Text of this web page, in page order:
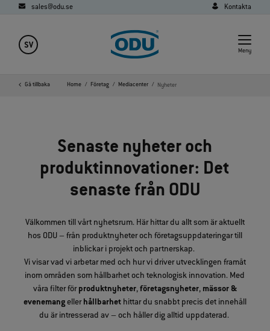
sales@odu.se Kontakta
SV
Meny
Gå tillbaka Home Företag Mediacenter Nyheter
Senaste nyheter och
produktinnovationer: Det
senaste från ODU
Välkommen till vårt nyhetsrum. Här hittar du allt som är aktuellt
hos ODU – från produktnyheter och företagsuppdateringar till
inblickar i projekt och partnerskap.
Vi visar vad vi arbetar med och hur vi driver utvecklingen framåt
inom områden som hållbarhet och teknologisk innovation. Med
våra filter förproduktnyheter,företagsnyheter, mässor &
evenemangellerhållbarhethittar du snabbt precis det innehåll
du är intresserad av – och håller dig alltid uppdaterad.